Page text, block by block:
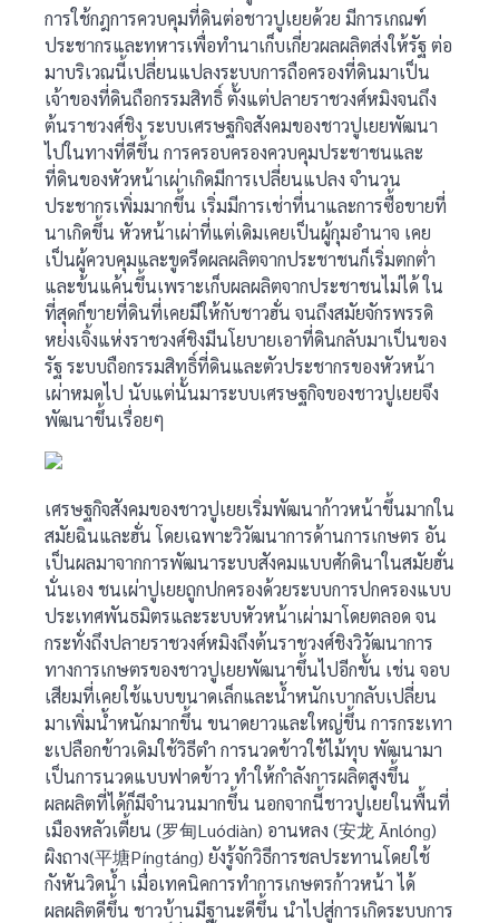
การใช้กฎการควบคุมที่ดินต่อชาวปูเยยด้วย มีการเกณฑ์
ประชากรและทหารเพื่อทำนาเก็บเกี่ยวผลผลิตส่งให้รัฐ ต่อ
มาบริเวณนี้เปลี่ยนแปลงระบบการถือครองที่ดินมาเป็น
เจ้าของที่ดินถือกรรมสิทธิ์ ตั้งแต่ปลายราชวงศ์หมิงจนถึง
ต้นราชวงศ์ชิง ระบบเศรษฐกิจสังคมของชาวปูเยยพัฒนา
ไปในทางที่ดีขึ้น การครอบครองควบคุมประชาชนและ
ที่ดินของหัวหน้าเผ่าเกิดมีการเปลี่ยนแปลง จำนวน
ประชากรเพิ่มมากขึ้น เริ่มมีการเช่าที่นาและการซื้อขายที่
นาเกิดขึ้น หัวหน้าเผ่าที่แต่เดิมเคยเป็นผู้กุมอำนาจ เคย
เป็นผู้ควบคุมและขูดรีดผลผลิตจากประชาชนก็เริ่มตกต่ำ
และข้นแค้นขึ้นเพราะเก็บผลผลิตจากประชาชนไม่ได้ ใน
ที่สุดก็ขายที่ดินที่เคยมีให้กับชาวฮั่น จนถึงสมัยจักรพรรดิ
หย่งเจิ้งแห่งราชวงศ์ชิงมีนโยบายเอาที่ดินกลับมาเป็นของ
รัฐ ระบบถือกรรมสิทธิ์ที่ดินและตัวประชากรของหัวหน้า
เผ่าหมดไป นับแต่นั้นมาระบบเศรษฐกิจของชาวปูเยยจึง
พัฒนาขึ้นเรื่อยๆ
เศรษฐกิจสังคมของชาวปูเยยเริ่มพัฒนาก้าวหน้าขึ้นมากใน
สมัยฉินและฮั่น โดยเฉพาะวิวัฒนาการด้านการเกษตร อัน
เป็นผลมาจากการพัฒนาระบบสังคมแบบศักดินาในสมัยฮั่น
นั่นเอง ชนเผ่าปูเยยถูกปกครองด้วยระบบการปกครองแบบ
ประเทศพันธมิตรและระบบหัวหน้าเผ่ามาโดยตลอด จน
กระทั่งถึงปลายราชวงศ์หมิงถึงต้นราชวงศ์ชิงวิวัฒนาการ
ทางการเกษตรของชาวปูเยยพัฒนาขึ้นไปอีกขั้น เช่น จอบ
เสียมที่เคยใช้แบบขนาดเล็กและน้ำหนักเบากลับเปลี่ยน
มาเพิ่มน้ำหนักมากขึ้น ขนาดยาวและใหญ่ขึ้น การกระเทา
ะเปลือกข้าวเดิมใช้วิธีตำ การนวดข้าวใช้ไม้ทุบ พัฒนามา
เป็นการนวดแบบฟาดข้าว ทำให้กำลังการผลิตสูงขึ้น
ผลผลิตที่ได้ก็มีจำนวนมากขึ้น นอกจากนี้ชาวปูเยยในพื้นที่
เมืองหลัวเตี้ยน (罗甸Luódiàn) อานหลง (安龙 Ānlónɡ)
ผิงถาง(平塘Pínɡtánɡ) ยังรู้จักวิธีการชลประทานโดยใช้
กังหันวิดน้ำ เมื่อเทคนิคการทำการเกษตรก้าวหน้า ได้
ผลผลิตดีขึ้น ชาวบ้านมีฐานะดีขึ้น นำไปสู่การเกิดระบบการ